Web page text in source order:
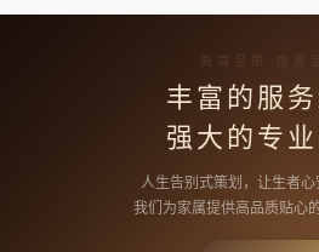
高端品质 按需
丰富的服
强大的专
人生告别式策划，让生者
我们为家属提供高品质贴心